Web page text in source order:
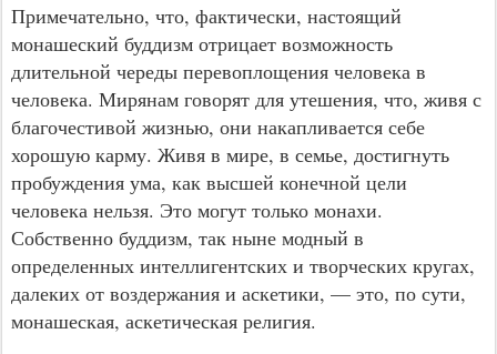
Примечательно, что, фактически, настоящий
монашеский буддизм отрицает возможность
длительной череды перевоплощения человека в
человека. Мирянам говорят для утешения, что, живя с
благочестивой жизнью, они накапливается себе
хорошую карму. Живя в мире, в семье, достигнуть
пробуждения ума, как высшей конечной цели
человека нельзя. Это могут только монахи.
Собственно буддизм, так ныне модный в
определенных интеллигентских и творческих кругах,
далеких от воздержания и аскетики, — это, по сути,
монашеская, аскетическая религия.